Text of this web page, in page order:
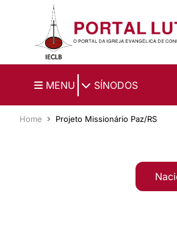
Ir para o conteúdo principal
MENU SÍNODOS
Home Projeto Missionário Paz/RS